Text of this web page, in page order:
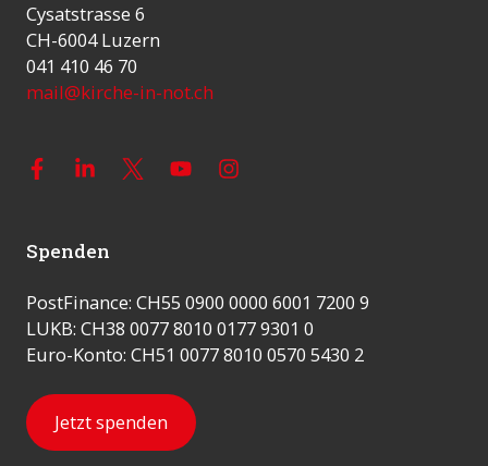
Cysatstrasse 6
CH-6004 Luzern
041 410 46 70
mail@kirche-in-not.ch
Spenden
PostFinance: CH55 0900 0000 6001 7200 9
LUKB: CH38 0077 8010 0177 9301 0
Euro-Konto: CH51 0077 8010 0570 5430 2
Jetzt spenden